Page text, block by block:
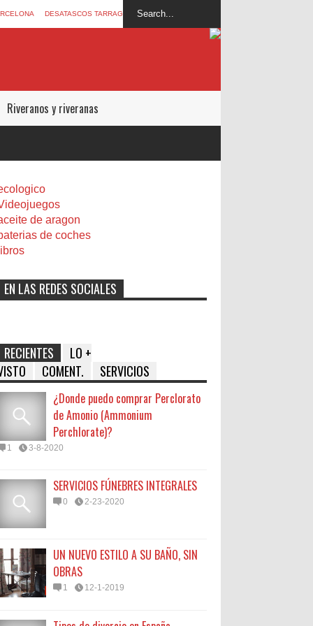
DESATASCOS TARRAGONA
Riveranos y riveranas
de aragon
de coches
libros
EN LAS REDES SOCIALES
RECIENTES
LO +
COMENT. SERVICIOS
¿Donde puedo comprar Perclorato
de Amonio (Ammonium
Perchlorate)?
1 3-8-2020
SERVICIOS FÚNEBRES INTEGRALES
0 2-23-2020
UN NUEVO ESTILO A SU BAÑO, SIN
OBRAS
1 12-1-2019